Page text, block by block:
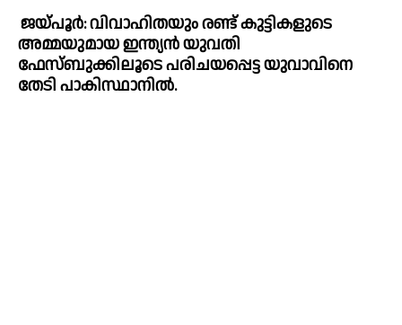
ജയ്പൂര്‍: വിവാഹിതയും രണ്ട് കുട്ടികളുടെ
അമ്മയുമായ ഇന്ത്യന്‍ യുവതി
ഫേസ്‍ബുക്കിലൂടെ പരിചയപ്പെട്ട യുവാവിനെ
തേടി പാകിസ്ഥാനില്‍.